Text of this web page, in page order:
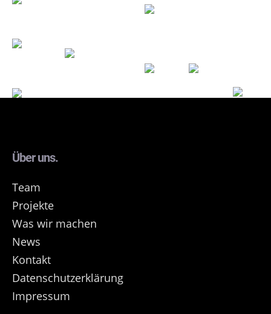
Über uns.
Team
Projekte
Was wir machen
News
Kontakt
Datenschutzerklärung
Impressum